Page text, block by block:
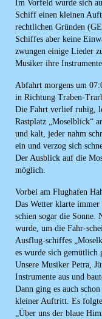
Im Vorfeld wurde sich
Schiff einen kleinen
rechtlichen Gründen
Schiffes aber keine
zwungen einige Lieder
Musiker ihre
Abfahrt morgens um
in Richtung Traben-
Die Fahrt verlief ruhig,
Rastplatz „Moselblick“
und kalt, jeder nahm
ein und verzog sich
Der Ausblick auf die
möglich.
Vorbei am Flughafen
Das Wetter klarte
schien sogar die Sonne.
wurde, um die Fahr-
Ausflug-schiffes
es wurde sich gemütlich
Unsere Musiker Petra,
Instrumente aus und
Dann ging es auch
kleiner Auftritt. Es
„Über uns der blaue